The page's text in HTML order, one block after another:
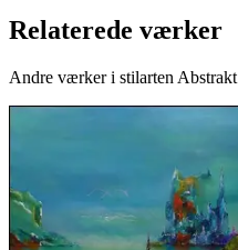
Relaterede værker
Andre værker i stilarten Abstrakt